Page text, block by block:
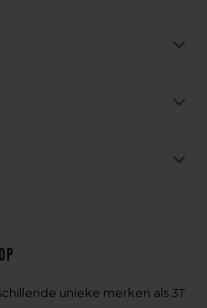
unieke merken als 3T